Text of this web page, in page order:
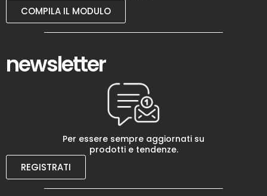
COMPILA IL MODULO
newsletter
Per essere sempre aggiornati su
prodotti e tendenze.
REGISTRATI